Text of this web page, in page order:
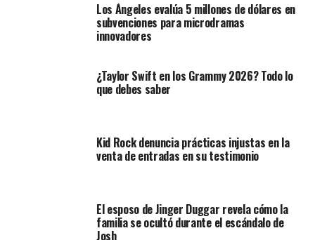
Los Ángeles evalúa 5 millones de dólares en
subvenciones para microdramas
innovadores
¿Taylor Swift en los Grammy 2026? Todo lo
que debes saber
Kid Rock denuncia prácticas injustas en la
venta de entradas en su testimonio
El esposo de Jinger Duggar revela cómo la
familia se ocultó durante el escándalo de
Josh